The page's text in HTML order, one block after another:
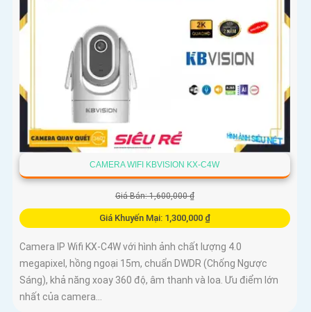
CAMERA WIFI KBVISION KX-C4W
Giá Bán: 1,600,000 ₫
Giá Khuyến Mại: 1,300,000 ₫
Camera IP Wifi KX-C4W với hình ảnh chất lượng 4.0
megapixel, hồng ngoại 15m, chuẩn DWDR (Chống Ngược
Sáng), khả năng xoay 360 độ, âm thanh và loa. Ưu điểm lớn
nhất của camera...